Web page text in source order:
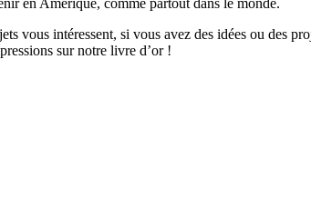
en Amérique, comme partout dans le monde.
vous intéressent, si vous avez des idées ou des
sur notre livre d’or !